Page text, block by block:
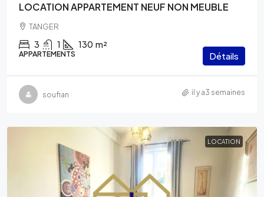
LOCATION APPARTEMENT NEUF NON MEUBLE
TANGER
3 1 130 m²
APPARTEMENTS Détails
soufian il y a3 semaines
LOCATION